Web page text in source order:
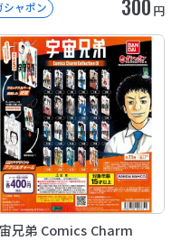
シャポン 300 円
兄弟 Comics Charm